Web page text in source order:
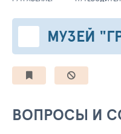
МУЗЕЙ
ВОПРОСЫ И